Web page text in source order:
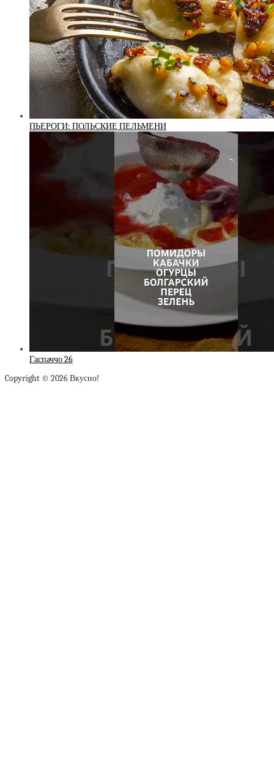
ПЬЕРОГИ: ПОЛЬСКИЕ ПЕЛЬМЕНИ
Гаспаччо 26
Copyright © 2026 Вкусно!